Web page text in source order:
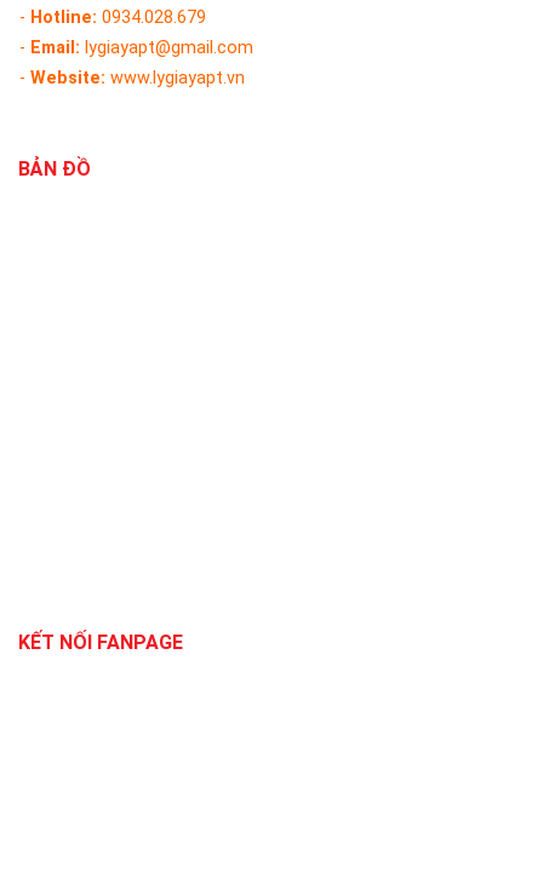
- Hotline: 0934.028.679
- Email: lygiayapt@gmail.com
- Website: www.lygiayapt.vn
BẢN ĐỒ
KẾT NỐI FANPAGE